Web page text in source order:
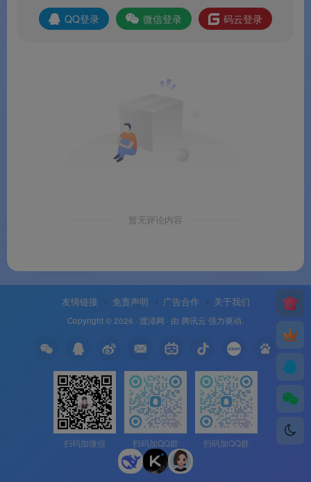
QQ登录 微信登录 码云登录
暂无评论内容
友情链接 免责声明 广告合作 关于我们
Copyright © 2026 · 渡漳网 · 由 腾讯云 强力驱动.
扫码加微信 扫码加QQ群 扫码加QQ群